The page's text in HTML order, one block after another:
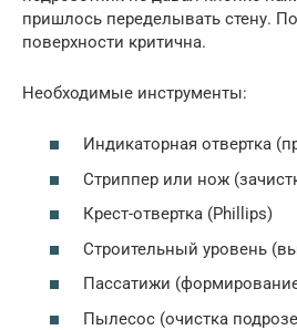
пришлось переделывать стену.
поверхности критична.
Необходимые инструменты:
Индикаторная отвертка
Стриппер или нож
Крест-отвертка (Phillips)
Строительный уровень
Пассатижи
Пылесос (очистка